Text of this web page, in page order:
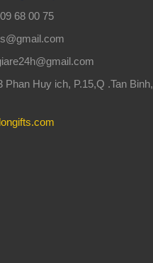
68 00 75
Phan Huy ich, P.15,Q .Tan Binh,